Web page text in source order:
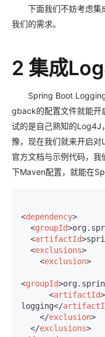
下面我们不妨考虑集
我们的需求。
2 集成
Spring Boot Logging
gback的配置文件就能开
试的是自己熟知的Log4J
豫，现在我们就来开启
官方文档与示例代码，
下Maven配置，就能在
<dependency>
<groupId>
<artifactId>
<exclusions>
<exclusion>
<groupId>
<artifactId>
logging</
</exclusion>
</exclusions>